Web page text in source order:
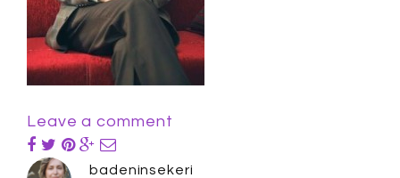
Leave a comment
badeninsekeri